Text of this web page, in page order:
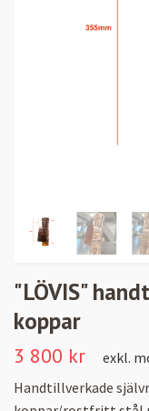
"LÖVIS"
koppar
3 800 kr
exkl.
Handtillverkade